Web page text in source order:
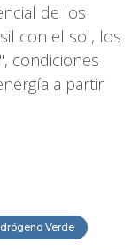
de los
con el sol, los
condiciones
a partir
Verde